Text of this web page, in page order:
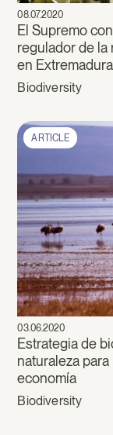
08.07.2020
El Supremo
regulador de
en Extremadura
Biodiversity
ARTICLE
03.06.2020
Estrategia de
naturaleza
economía
Biodiversity